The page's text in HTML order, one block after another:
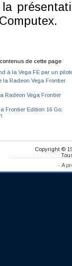
de cette page
à la Vega FE par un
la Radeon Vega Frontier
Radeon Vega Frontier
Frontier Edition 16 Go:
Copyright ©
- A